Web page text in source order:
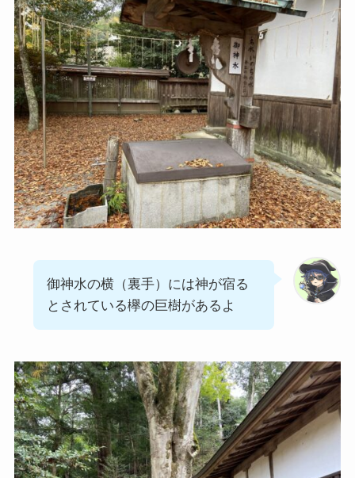
御神水の横（裏手）には神が宿る
とされている欅の巨樹があるよ